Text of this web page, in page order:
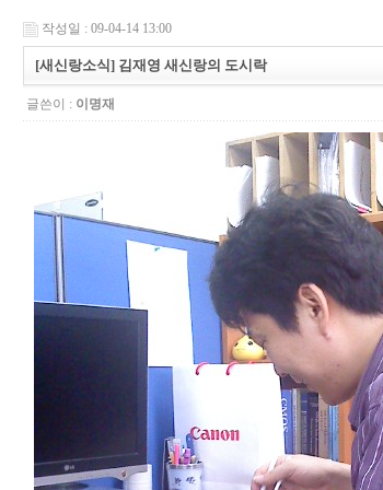
작성일 : 09-04-14 13:00
[새신랑소식] 김재영 새신랑의 도시락
글쓴이 : 이명재